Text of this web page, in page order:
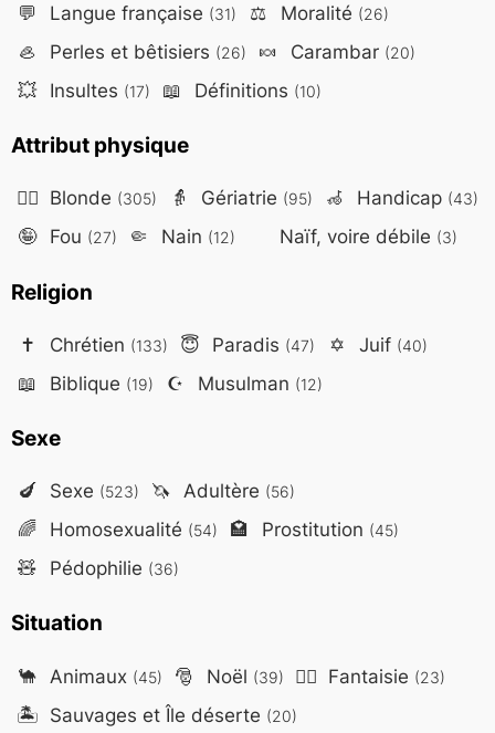
💬 Langue française (31) ⚖️ Moralité (26)
🦪 Perles et bêtisiers (26) 🍬 Carambar (20)
💥 Insultes (17) 📖 Définitions (10)
Attribut physique
👱‍♀️ Blonde (305) 👵 Gériatrie (95) 🦽 Handicap (43)
🤪 Fou (27) 🤏 Nain (12) Naïf, voire débile (3)
Religion
✝️ Chrétien (133) 😇 Paradis (47) ✡️ Juif (40)
📖 Biblique (19) ☪️ Musulman (12)
Sexe
🍆 Sexe (523) 🦄 Adultère (56)
🌈 Homosexualité (54) 🏩 Prostitution (45)
🧸 Pédophilie (36)
Situation
🐪 Animaux (45) 🎅 Noël (39) 🧙‍♂️ Fantaisie (23)
🏝️ Sauvages et Île déserte (20)